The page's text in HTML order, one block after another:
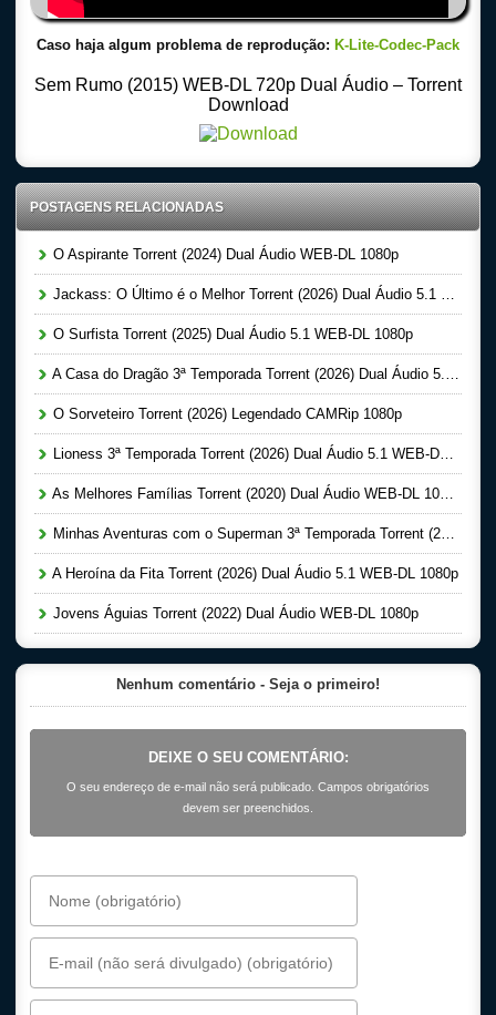
Caso haja algum problema de reprodução: K-Lite-Codec-Pack
Sem Rumo (2015) WEB-DL 720p Dual Áudio – Torrent
Download
POSTAGENS RELACIONADAS
O Aspirante Torrent (2024) Dual Áudio WEB-DL 1080p
Jackass: O Último é o Melhor Torrent (2026) Dual Áudio 5.1 WEB-DL 1080p
O Surfista Torrent (2025) Dual Áudio 5.1 WEB-DL 1080p
A Casa do Dragão 3ª Temporada Torrent (2026) Dual Áudio 5.1 WEB-DL 1080p
O Sorveteiro Torrent (2026) Legendado CAMRip 1080p
Lioness 3ª Temporada Torrent (2026) Dual Áudio 5.1 WEB-DL 1080p
As Melhores Famílias Torrent (2020) Dual Áudio WEB-DL 1080p
Minhas Aventuras com o Superman 3ª Temporada Torrent (2026) Dual Áudio 5.1 WEB-DL 1080p
A Heroína da Fita Torrent (2026) Dual Áudio 5.1 WEB-DL 1080p
Jovens Águias Torrent (2022) Dual Áudio WEB-DL 1080p
Nenhum comentário - Seja o primeiro!
DEIXE O SEU COMENTÁRIO:
O seu endereço de e-mail não será publicado. Campos obrigatórios
devem ser preenchidos.